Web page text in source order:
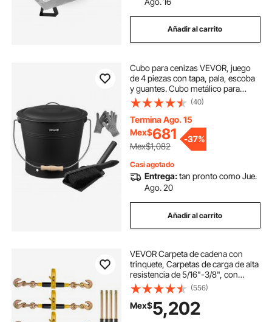
Añadir al carrito
Cubo para cenizas VEVOR, juego
de 4 piezas con tapa, pala, escoba
y guantes. Cubo metálico para
carbón y cenicero de chimenea,
gran capacidad de 2,6 galones (9,8
litros) para chimeneas, fogatas,
estufas de leña, uso interior y
exterior.
(40)
Termina Ago. 15
Mex$681
Mex$1,082
-37%
Casi agotado
Entrega:tan pronto como Jue.
Ago. 20
Añadir al carrito
VEVOR Carpeta de cadena con
trinquete, Carpetas de carga de alta
resistencia de 5/16"-3/8", con
cadenas G80 Límite de carga
seguro de 7100 libras, Mango
antideslizante que ahorra mano de
obra, Carpeta
(556)
Mex$5,202